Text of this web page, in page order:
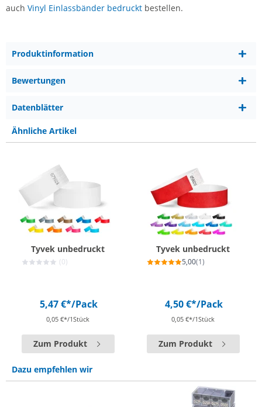
auch Vinyl Einlassbänder bedruckt bestellen.
Produktinformation
Bewertungen
Datenblätter
Ähnliche Artikel
Tyvek unbedruckt
(0)
5,47 €*/Pack
0,05 €*/1Stück
Zum Produkt
Tyvek unbedruckt
5,00(1)
4,50 €*/Pack
0,05 €*/1Stück
Zum Produkt
Dazu empfehlen wir